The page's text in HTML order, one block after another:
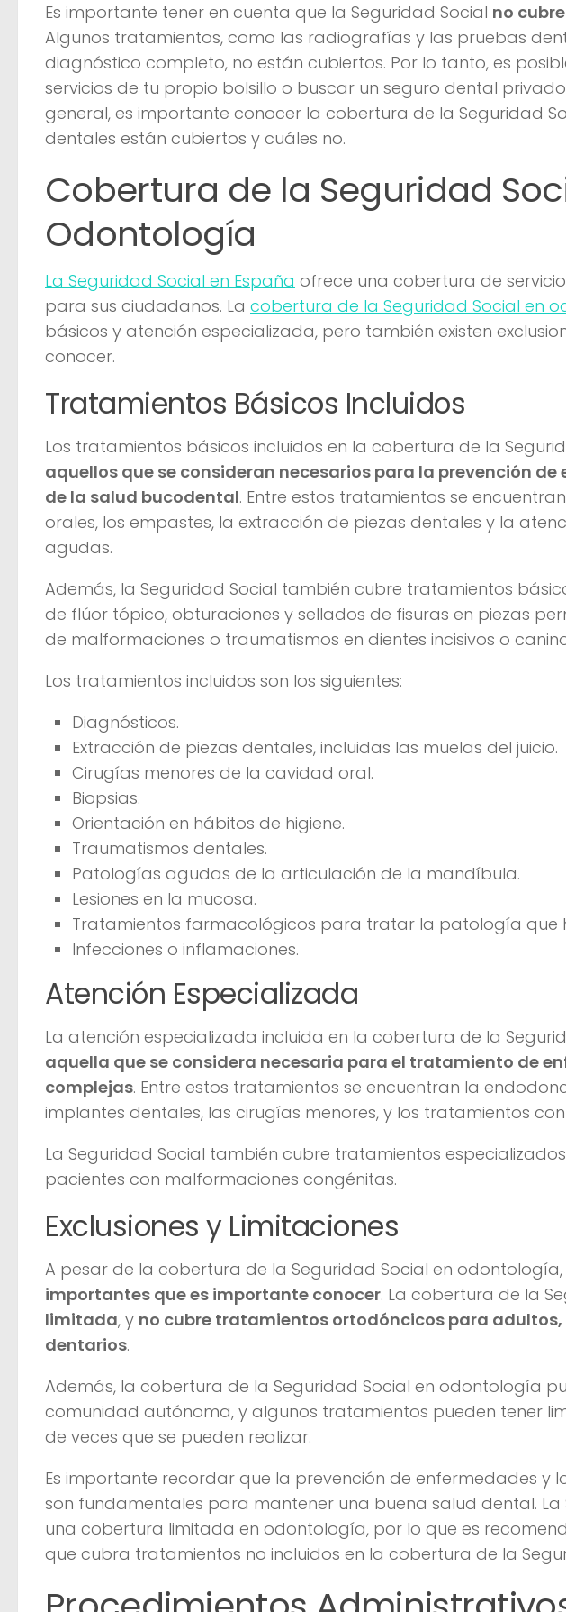
Es importante tener en cuenta que la Seguridad Social no
Algunos tratamientos, como las radiografías y las pruebas
diagnóstico completo, no están cubiertos. Por lo tanto, es
servicios de tu propio bolsillo o buscar un seguro dental
general, es importante conocer la cobertura de la Seguridad
dentales están cubiertos y cuáles no.
Cobertura de la Seguridad
Odontología
La Seguridad Social en España ofrece una cobertura de
para sus ciudadanos. La cobertura de la Seguridad Social en
básicos y atención especializada, pero también existen
conocer.
Tratamientos Básicos Incluidos
Los tratamientos básicos incluidos en la cobertura de la
aquellos que se consideran necesarios para la prevención
de la salud bucodental. Entre estos tratamientos se
orales, los empastes, la extracción de piezas dentales y la
agudas.
Además, la Seguridad Social también cubre tratamientos
de flúor tópico, obturaciones y sellados de fisuras en piezas
de malformaciones o traumatismos en dientes incisivos o
Los tratamientos incluidos son los siguientes:
Diagnósticos.
Extracción de piezas dentales, incluidas las muelas del juicio.
Cirugías menores de la cavidad oral.
Biopsias.
Orientación en hábitos de higiene.
Traumatismos dentales.
Patologías agudas de la articulación de la mandíbula.
Lesiones en la mucosa.
Tratamientos farmacológicos para tratar la patología que
Infecciones o inflamaciones.
Atención Especializada
La atención especializada incluida en la cobertura de la
aquella que se considera necesaria para el tratamiento de
complejas. Entre estos tratamientos se encuentran la
implantes dentales, las cirugías menores, y los tratamientos
La Seguridad Social también cubre tratamientos
pacientes con malformaciones congénitas.
Exclusiones y Limitaciones
A pesar de la cobertura de la Seguridad Social en odontología,
importantes que es importante conocer. La cobertura de la
limitada, y no cubre tratamientos ortodóncicos para
dentarios.
Además, la cobertura de la Seguridad Social en odontología
comunidad autónoma, y algunos tratamientos pueden tener
de veces que se pueden realizar.
Es importante recordar que la prevención de enfermedades y
son fundamentales para mantener una buena salud dental. La
una cobertura limitada en odontología, por lo que es
que cubra tratamientos no incluidos en la cobertura de la